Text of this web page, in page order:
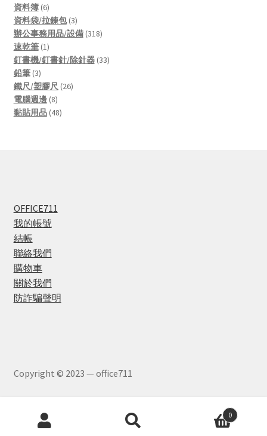
products
資料簿 66
products
資料袋/拉鍊包 33
products
辦公事務用品/設備 318318
速乾筆 11
product
釘書機/釘書針/除針器 3333
鉛筆 33
products
鐵尺/塑膠尺 2626
電腦週邊 88
products
黏貼用品 4848
OFFICE711
我的帳號
結帳
聯絡我們
購物車
關於我們
防詐騙聲明
Copyright © 2023 — office711
Products
search
0